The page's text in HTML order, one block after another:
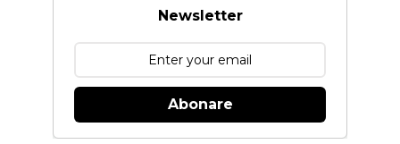
Newsletter
Abonare